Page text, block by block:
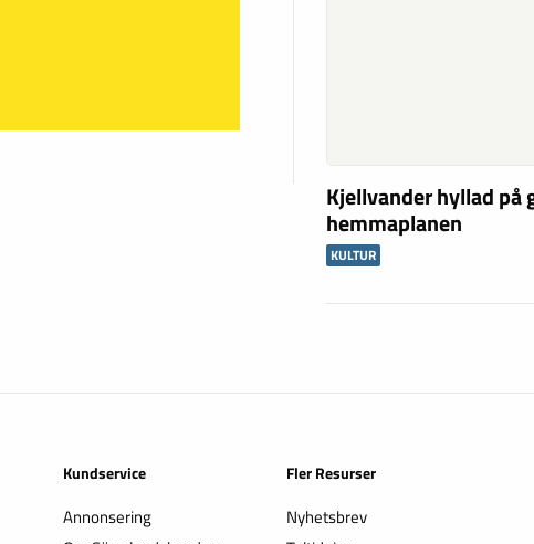
Kjellvander hyllad på
hemmaplanen
KULTUR
Kundservice
Annonsering
Fler Resurser
Nyhetsbrev